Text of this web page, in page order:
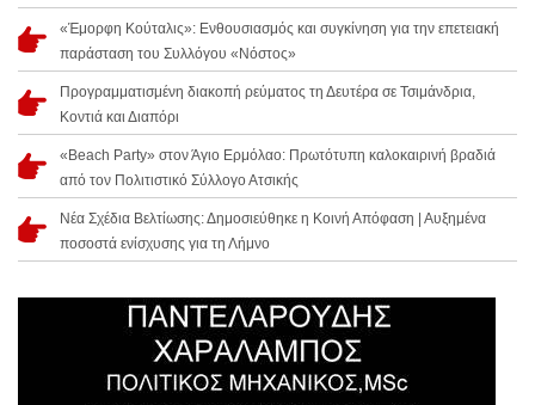
«Έμορφη Κούταλις»: Ενθουσιασμός και συγκίνηση για την επετειακή
παράσταση του Συλλόγου «Νόστος»
Προγραμματισμένη διακοπή ρεύματος τη Δευτέρα σε Τσιμάνδρια,
Κοντιά και Διαπόρι
«Beach Party» στον Άγιο Ερμόλαο: Πρωτότυπη καλοκαιρινή βραδιά
από τον Πολιτιστικό Σύλλογο Ατσικής
Νέα Σχέδια Βελτίωσης: Δημοσιεύθηκε η Κοινή Απόφαση | Αυξημένα
ποσοστά ενίσχυσης για τη Λήμνο